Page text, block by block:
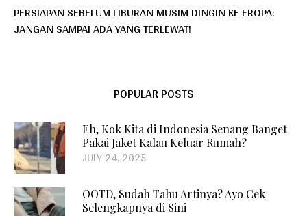
PERSIAPAN SEBELUM LIBURAN MUSIM DINGIN KE EROPA:
JANGAN SAMPAI ADA YANG TERLEWAT!
POPULAR POSTS
Eh, Kok Kita di Indonesia Senang Banget
Pakai Jaket Kalau Keluar Rumah?
JULY 24, 2025
OOTD, Sudah Tahu Artinya? Ayo Cek
Selengkapnya di Sini